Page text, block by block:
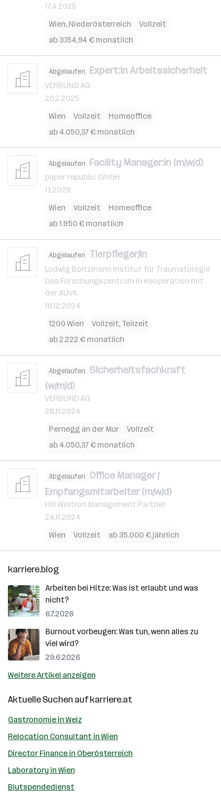
17.4.2025
Wien, Niederösterreich
Vollzeit
ab 3.154,94 € monatlich
Abgelaufen Expert:in Arbeitssicherheit
VERBUND AG
20.2.2025
Wien
Vollzeit
Homeoffice
ab 4.050,37 € monatlich
Abgelaufen Facility Manager:in (m/w/d)
paper republic GmbH
1.1.2025
Wien
Vollzeit
Homeoffice
ab 1.950 € monatlich
Abgelaufen Tierpfleger/In
Ludwig Boltzmann Institut für Traumatologie
Das Forschungszentrum in Kooperation mit
der AUVA
18.12.2024
1200 Wien
Vollzeit, Teilzeit
ab 2.222 € monatlich
Abgelaufen Sicherheitsfachkraft
(w/m/d)
VERBUND AG
28.11.2024
Pernegg an der Mur
Vollzeit
ab 4.050,37 € monatlich
Abgelaufen Office Manager /
Empfangsmitarbeiter (m/w/d)
Hill Woltron Management Partner
24.11.2024
Wien
Vollzeit ab 35.000 € jährlich
karriere.blog
Arbeiten bei Hitze: Was ist erlaubt und was
nicht?
6.7.2026
Burnout vorbeugen: Was tun, wenn alles zu
viel wird?
29.6.2026
Weitere Artikel anzeigen
Aktuelle Suchen aufkarriere.at
Gastronomie in Weiz
Relocation Consultant in Wien
Director Finance in Oberösterreich
Laboratory in Wien
Blutspendedienst